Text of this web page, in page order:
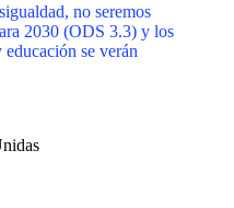
no seremos
2030 (ODS 3.3) y los
se verán